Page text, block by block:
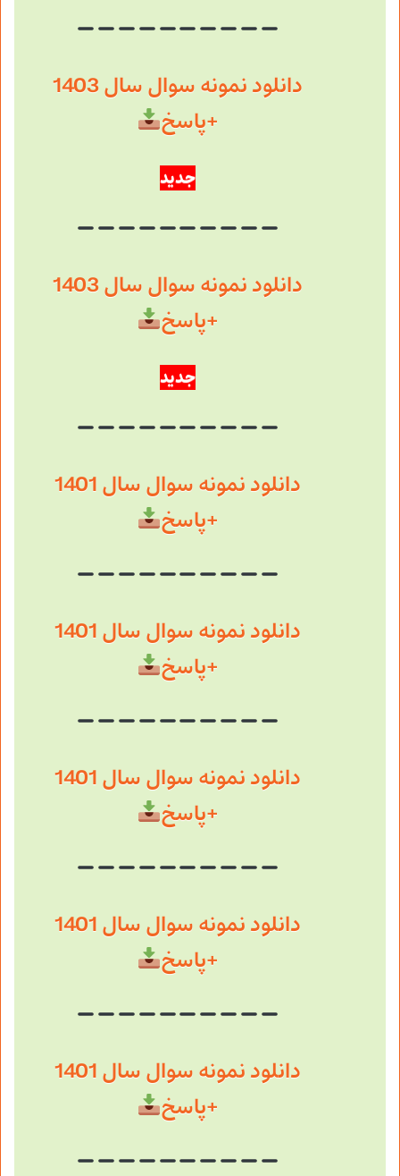
دانلود نمونه سوال سال 1403
+پاسخ
جدید
دانلود نمونه سوال سال 1403
+پاسخ
جدید
دانلود نمونه سوال سال 1401
+پاسخ
دانلود نمونه سوال سال 1401
+پاسخ
دانلود نمونه سوال سال 1401
+پاسخ
دانلود نمونه سوال سال 1401
+پاسخ
دانلود نمونه سوال سال 1401
+پاسخ